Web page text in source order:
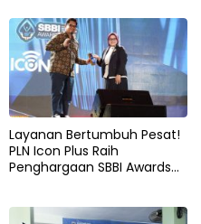
Layanan Bertumbuh Pesat!
PLN Icon Plus Raih
Penghargaan SBBI Awards